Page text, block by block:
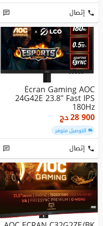
إتصال
Écran Gaming AOC
24G42E 23.8" Fast IPS
180Hz
28 900دج
التوصيل متوفر
إتصال